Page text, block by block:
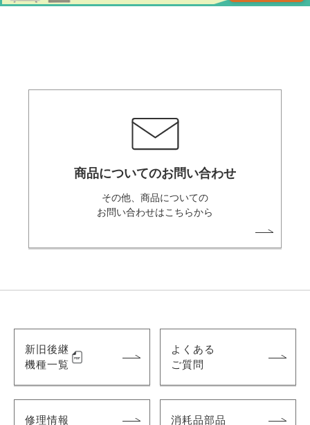
商品についてのお問い合わせ
その他、商品についての
お問い合わせはこちらから
新旧後継
機種一覧
よくある
ご質問
修理情報 消耗品部品